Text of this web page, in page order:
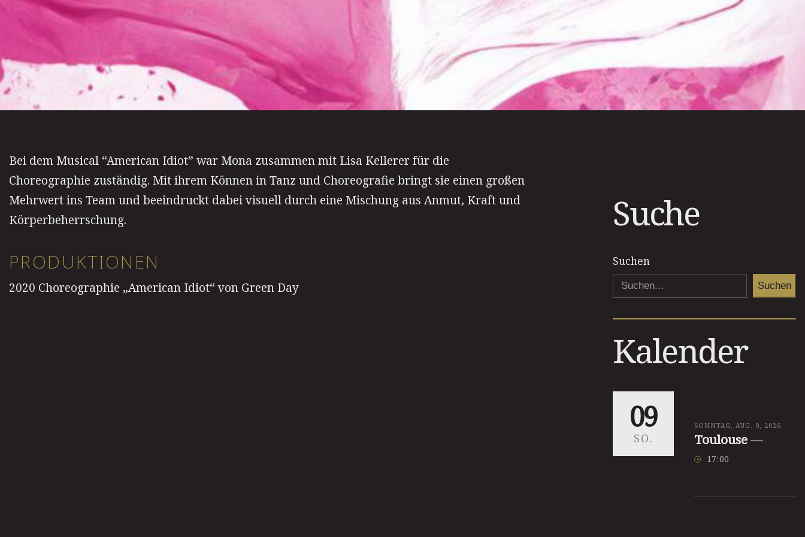
Bei dem Musical “American Idiot” war Mona zusammen mit Lisa Kellerer für die
Choreographie zuständig. Mit ihrem Können in Tanz und Choreografie bringt sie einen großen
Mehrwert ins Team und beeindruckt dabei visuell durch eine Mischung aus Anmut, Kraft und
Körperbeherrschung.
PRODUKTIONEN
2020 Choreographie „American Idiot“ von Green Day
Suche
Suchen
Suchen
Kalender
09
SO.
SONNTAG, AUG. 9, 2026
Toulouse—
17:00